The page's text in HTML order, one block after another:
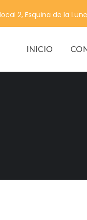
2, Esquina de la
INICIO